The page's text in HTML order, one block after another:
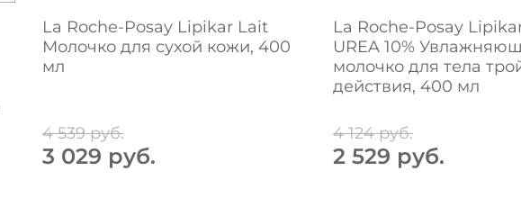
La Roche-Posay Lipikar Lait
Молочко для сухой кожи, 400
мл
4 539 руб.
3 029 руб.
La Roche-Posay
UREA 10%
молочко для тела
действия, 400 мл
4 124 руб.
2 529 руб.